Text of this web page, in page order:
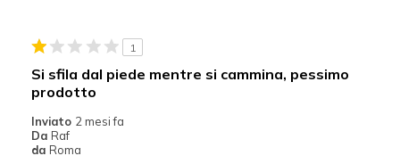
Feels true to width
Sizing
Feels full size too big
View On Shoes
1
Si sfila dal piede mentre si cammina, pessimo
prodotto
Inviato 2 mesi fa
Da Raf
da Roma